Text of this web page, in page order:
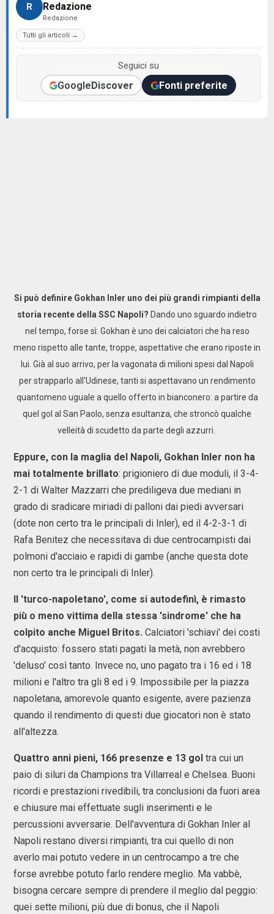
R Redazione
Redazione
Tutti gli articoli →
Seguici su
GoogleDiscover Fonti preferite
Si può definire Gokhan Inler uno dei più grandi rimpianti della
storia recente della SSC Napoli? Dando uno sguardo indietro
nel tempo, forse sì: Gokhan è uno dei calciatori che ha reso
meno rispetto alle tante, troppe, aspettative che erano riposte in
lui. Già al suo arrivo, per la vagonata di milioni spesi dal Napoli
per strapparlo all'Udinese, tanti si aspettavano un rendimento
quantomeno uguale a quello offerto in bianconero: a partire da
quel gol al San Paolo, senza esultanza, che stroncò qualche
velleità di scudetto da parte degli azzurri.
Eppure, con la maglia del Napoli, Gokhan Inler non ha
mai totalmente brillato: prigioniero di due moduli, il 3-4-
2-1 di Walter Mazzarri che prediligeva due mediani in
grado di sradicare miriadi di palloni dai piedi avversari
(dote non certo tra le principali di Inler), ed il 4-2-3-1 di
Rafa Benitez che necessitava di due centrocampisti dai
polmoni d'acciaio e rapidi di gambe (anche questa dote
non certo tra le principali di Inler).
Il 'turco-napoletano', come si autodefinì, è rimasto
più o meno vittima della stessa 'sindrome' che ha
colpito anche Miguel Britos. Calciatori 'schiavi' dei costi
d'acquisto: fossero stati pagati la metà, non avrebbero
'deluso' così tanto. Invece no, uno pagato tra i 16 ed i 18
milioni e l'altro tra gli 8 ed i 9. Impossibile per la piazza
napoletana, amorevole quanto esigente, avere pazienza
quando il rendimento di questi due giocatori non è stato
all'altezza.
Quattro anni pieni, 166 presenze e 13 gol tra cui un
paio di siluri da Champions tra Villarreal e Chelsea. Buoni
ricordi e prestazioni rivedibili, tra conclusioni da fuori area
e chiusure mai effettuate sugli inserimenti e le
percussioni avversarie. Dell'avventura di Gokhan Inler al
Napoli restano diversi rimpianti, tra cui quello di non
averlo mai potuto vedere in un centrocampo a tre che
forse avrebbe potuto farlo rendere meglio. Ma vabbè,
bisogna cercare sempre di prendere il meglio dal peggio:
quei sette milioni, più due di bonus, che il Napoli